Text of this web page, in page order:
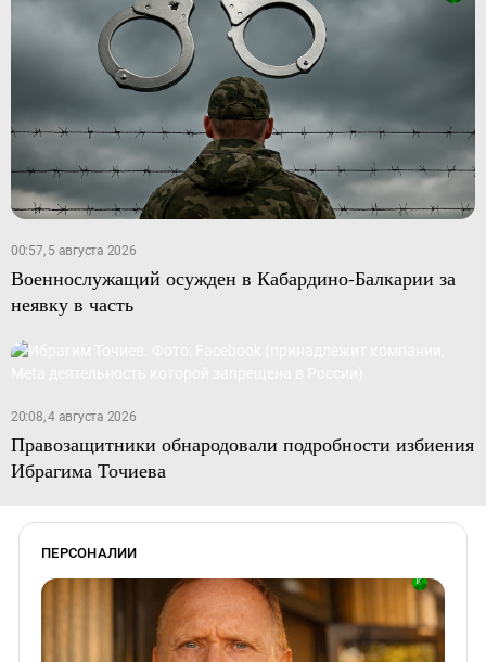
00:57, 5 августа 2026
Военнослужащий осужден в Кабардино-Балкарии за
неявку в часть
20:08, 4 августа 2026
Правозащитники обнародовали подробности избиения
Ибрагима Точиева
ПЕРСОНАЛИИ